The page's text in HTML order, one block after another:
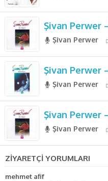
Şivan Perwer
Şivan Perwer
Şivan Perwer
Şivan Perwer
Şivan Perwer
Şivan Perwer
ZİYARETÇİ YORUMLARI
mehmet afif